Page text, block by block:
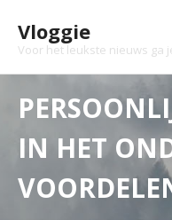
content
Vloggie
Voor het leukste nieuws ga
IN HET